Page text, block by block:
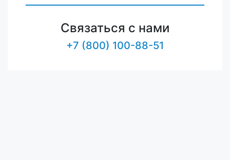
Связаться с нами
+7 (800) 100-88-51